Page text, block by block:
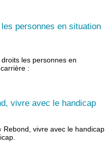
personnes en situation
les personnes en
:
vivre avec le handicap
Rebond, vivre avec le handicap